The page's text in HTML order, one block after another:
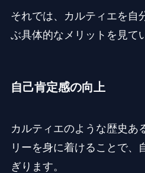
それでは、カルティエを自
ぶ具体的なメリットを見て
自己肯定感の向上
カルティエのような歴史あ
リーを身に着けることで、
ぎります。